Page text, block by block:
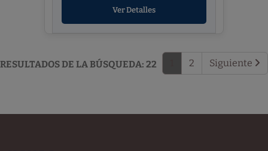
Ver Detalles
2 Siguiente
RESULTADOS DE LA BÚSQUEDA: 22